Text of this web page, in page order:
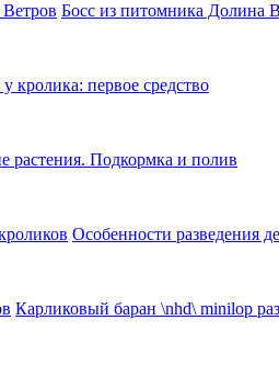
Босс из питомника Долина
кролика: первое средство
растения. Подкормка и полив
Особенности разведения
Карликовый баран \nhd\ minilop